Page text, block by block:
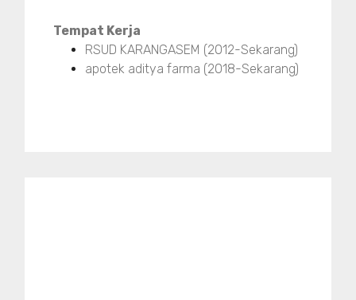
Tempat Kerja
RSUD KARANGASEM (2012-Sekarang)
apotek aditya farma (2018-Sekarang)